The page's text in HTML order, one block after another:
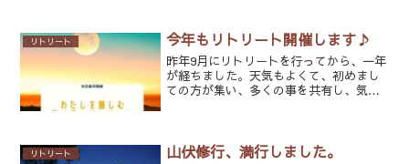
う聞かれたお客様に私がお伝えするのは3
つです。・夜遅い時間に...
リトリート 今年もリトリート開催します♪
昨年9月にリトリートを行ってから、一年
が経ちました。天気もよくて、初めまし
ての方が集い、多くの事を共有し、気づ
が集まっていただき、とて...
リトリート 山伏修行、満行しました。